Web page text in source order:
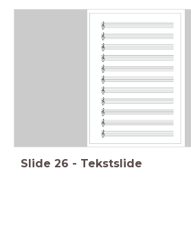
Slide 26 - Tekstslide